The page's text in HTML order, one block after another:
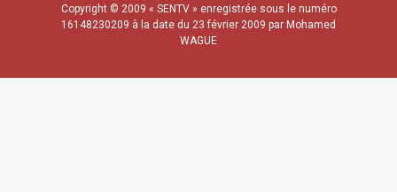
Copyright © 2009 « SENTV » enregistrée sous le numéro
16148230209 à la date du 23 février 2009 par Mohamed
WAGUE